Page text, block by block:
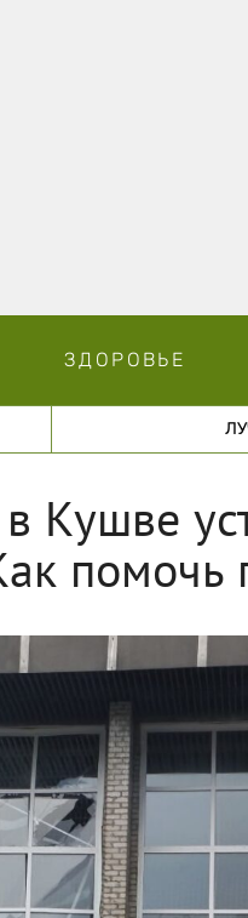
ЗДОРОВЬЕ
Кушве
помочь